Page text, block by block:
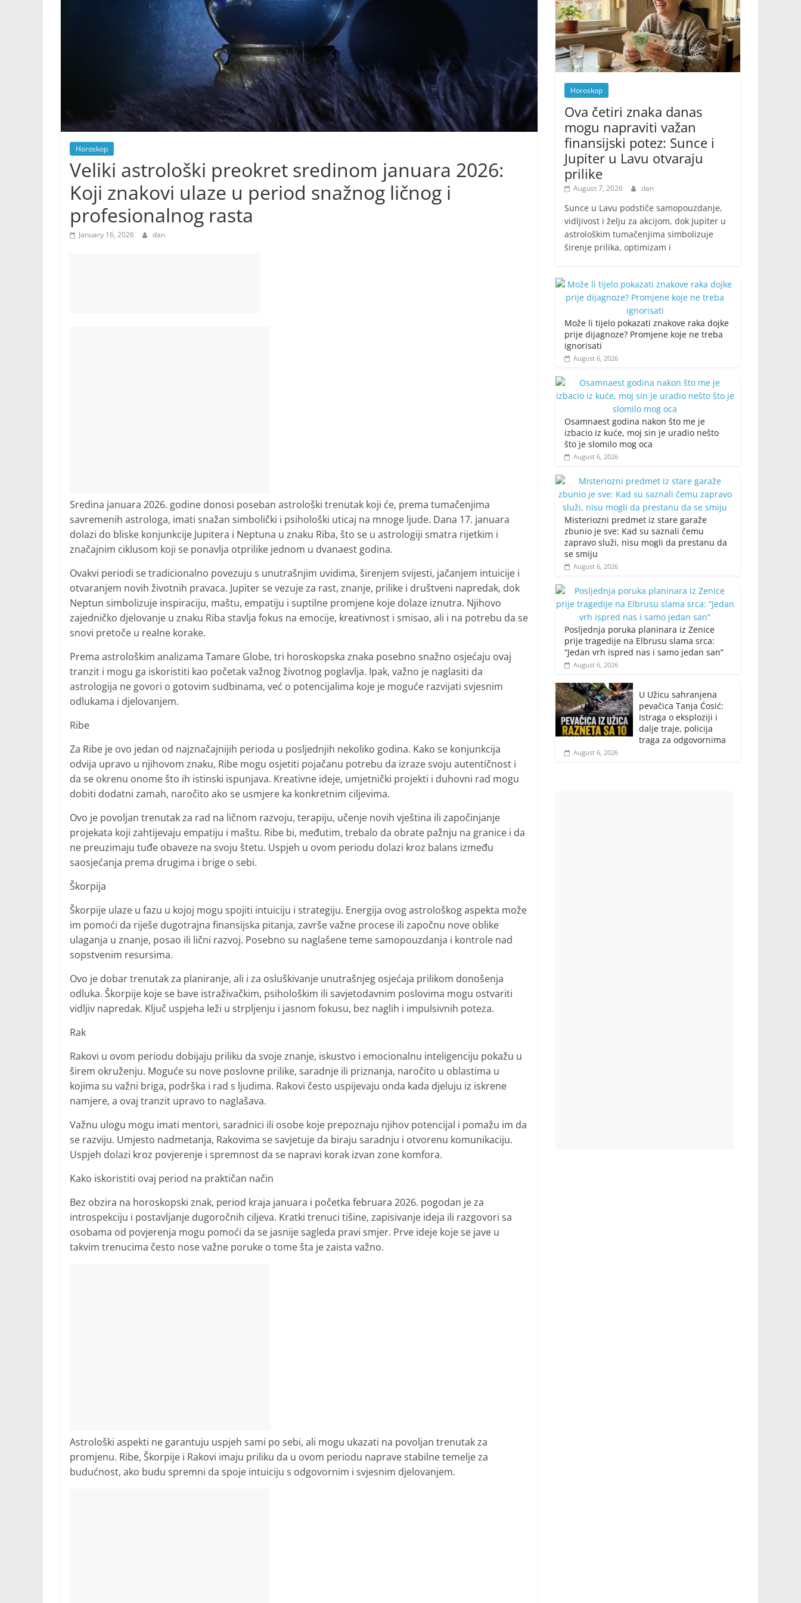
Horoskop
Veliki astrološki preokret sredinom januara 2026:
Koji znakovi ulaze u period snažnog ličnog i
profesionalnog rasta
January 16, 2026 dan
Sredina januara 2026. godine donosi poseban astrološki trenutak koji će, prema tumačenjima
savremenih astrologa, imati snažan simbolički i psihološki uticaj na mnoge ljude. Dana 17. januara
dolazi do bliske konjunkcije Jupitera i Neptuna u znaku Riba, što se u astrologiji smatra rijetkim i
značajnim ciklusom koji se ponavlja otprilike jednom u dvanaest godina.
Ovakvi periodi se tradicionalno povezuju s unutrašnjim uvidima, širenjem svijesti, jačanjem intuicije i
otvaranjem novih životnih pravaca. Jupiter se vezuje za rast, znanje, prilike i društveni napredak, dok
Neptun simbolizuje inspiraciju, maštu, empatiju i suptilne promjene koje dolaze iznutra. Njihovo
zajedničko djelovanje u znaku Riba stavlja fokus na emocije, kreativnost i smisao, ali i na potrebu da se
snovi pretoče u realne korake.
Prema astrološkim analizama Tamare Globe, tri horoskopska znaka posebno snažno osjećaju ovaj
tranzit i mogu ga iskoristiti kao početak važnog životnog poglavlja. Ipak, važno je naglasiti da
astrologija ne govori o gotovim sudbinama, već o potencijalima koje je moguće razvijati svjesnim
odlukama i djelovanjem.
Ribe
Za Ribe je ovo jedan od najznačajnijih perioda u posljednjih nekoliko godina. Kako se konjunkcija
odvija upravo u njihovom znaku, Ribe mogu osjetiti pojačanu potrebu da izraze svoju autentičnost i
da se okrenu onome što ih istinski ispunjava. Kreativne ideje, umjetnički projekti i duhovni rad mogu
dobiti dodatni zamah, naročito ako se usmjere ka konkretnim ciljevima.
Ovo je povoljan trenutak za rad na ličnom razvoju, terapiju, učenje novih vještina ili započinjanje
projekata koji zahtijevaju empatiju i maštu. Ribe bi, međutim, trebalo da obrate pažnju na granice i da
ne preuzimaju tuđe obaveze na svoju štetu. Uspjeh u ovom periodu dolazi kroz balans između
saosjećanja prema drugima i brige o sebi.
Škorpija
Škorpije ulaze u fazu u kojoj mogu spojiti intuiciju i strategiju. Energija ovog astrološkog aspekta može
im pomoći da riješe dugotrajna finansijska pitanja, završe važne procese ili započnu nove oblike
ulaganja u znanje, posao ili lični razvoj. Posebno su naglašene teme samopouzdanja i kontrole nad
sopstvenim resursima.
Ovo je dobar trenutak za planiranje, ali i za osluškivanje unutrašnjeg osjećaja prilikom donošenja
odluka. Škorpije koje se bave istraživačkim, psihološkim ili savjetodavnim poslovima mogu ostvariti
vidljiv napredak. Ključ uspjeha leži u strpljenju i jasnom fokusu, bez naglih i impulsivnih poteza.
Rak
Rakovi u ovom periodu dobijaju priliku da svoje znanje, iskustvo i emocionalnu inteligenciju pokažu u
širem okruženju. Moguće su nove poslovne prilike, saradnje ili priznanja, naročito u oblastima u
kojima su važni briga, podrška i rad s ljudima. Rakovi često uspijevaju onda kada djeluju iz iskrene
namjere, a ovaj tranzit upravo to naglašava.
Važnu ulogu mogu imati mentori, saradnici ili osobe koje prepoznaju njihov potencijal i pomažu im da
se razviju. Umjesto nadmetanja, Rakovima se savjetuje da biraju saradnju i otvorenu komunikaciju.
Uspjeh dolazi kroz povjerenje i spremnost da se napravi korak izvan zone komfora.
Kako iskoristiti ovaj period na praktičan način
Bez obzira na horoskopski znak, period kraja januara i početka februara 2026. pogodan je za
introspekciju i postavljanje dugoročnih ciljeva. Kratki trenuci tišine, zapisivanje ideja ili razgovori sa
osobama od povjerenja mogu pomoći da se jasnije sagleda pravi smjer. Prve ideje koje se jave u
takvim trenucima često nose važne poruke o tome šta je zaista važno.
Astrološki aspekti ne garantuju uspjeh sami po sebi, ali mogu ukazati na povoljan trenutak za
promjenu. Ribe, Škorpije i Rakovi imaju priliku da u ovom periodu naprave stabilne temelje za
budućnost, ako budu spremni da spoje intuiciju s odgovornim i svjesnim djelovanjem.
Horoskop
Ova četiri znaka danas
mogu napraviti važan
finansijski potez: Sunce i
Jupiter u Lavu otvaraju
prilike
August 7, 2026 dan
Sunce u Lavu podstiče samopouzdanje,
vidljivost i želju za akcijom, dok Jupiter u
astrološkim tumačenjima simbolizuje
širenje prilika, optimizam i
Može li tijelo pokazati znakove raka dojke
prije dijagnoze? Promjene koje ne treba
ignorisati
August 6, 2026
Osamnaest godina nakon što me je
izbacio iz kuće, moj sin je uradio nešto
što je slomilo mog oca
August 6, 2026
Misteriozni predmet iz stare garaže
zbunio je sve: Kad su saznali čemu
zapravo služi, nisu mogli da prestanu da
se smiju
August 6, 2026
Posljednja poruka planinara iz Zenice
prije tragedije na Elbrusu slama srca:
“Jedan vrh ispred nas i samo jedan san”
August 6, 2026
U Užicu sahranjena
pevačica Tanja Ćosić:
Istraga o eksploziji i
dalje traje, policija
traga za odgovornima
August 6, 2026